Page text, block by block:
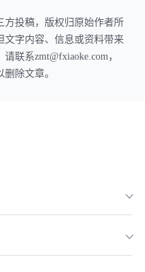
方投稿，版权归原始作者所
文字内容、信息或资料带来
联系zmt@fxiaoke.com，
除文章。